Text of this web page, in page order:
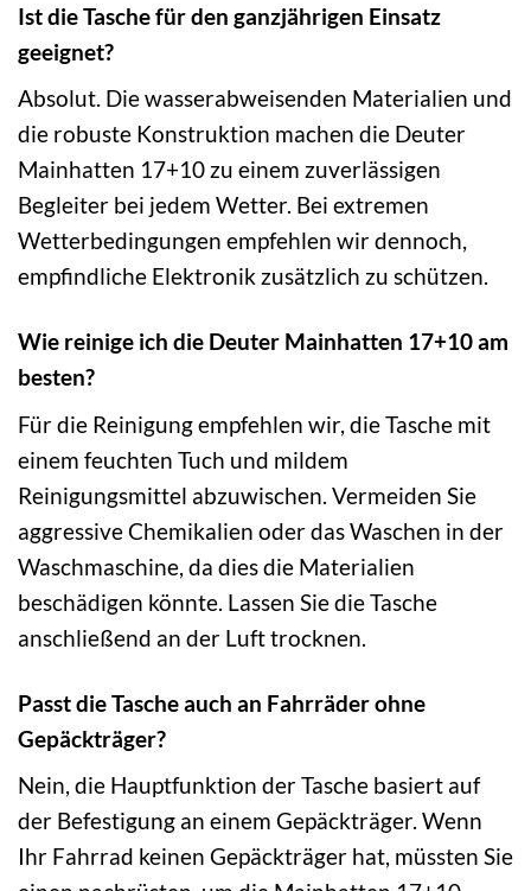
Ist die Tasche für den ganzjährigen Einsatz
geeignet?
Absolut. Die wasserabweisenden Materialien und
die robuste Konstruktion machen die Deuter
Mainhatten 17+10 zu einem zuverlässigen
Begleiter bei jedem Wetter. Bei extremen
Wetterbedingungen empfehlen wir dennoch,
empfindliche Elektronik zusätzlich zu schützen.
Wie reinige ich die Deuter Mainhatten 17+10 am
besten?
Für die Reinigung empfehlen wir, die Tasche mit
einem feuchten Tuch und mildem
Reinigungsmittel abzuwischen. Vermeiden Sie
aggressive Chemikalien oder das Waschen in der
Waschmaschine, da dies die Materialien
beschädigen könnte. Lassen Sie die Tasche
anschließend an der Luft trocknen.
Passt die Tasche auch an Fahrräder ohne
Gepäckträger?
Nein, die Hauptfunktion der Tasche basiert auf
der Befestigung an einem Gepäckträger. Wenn
Ihr Fahrrad keinen Gepäckträger hat, müssten Sie